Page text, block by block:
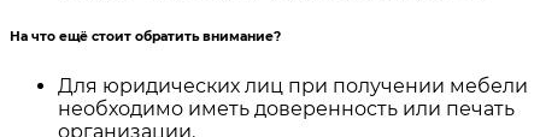
На что ещё стоит обратить внимание?
Для юридических лиц при получении мебели
необходимо иметь доверенность или печать
организации.